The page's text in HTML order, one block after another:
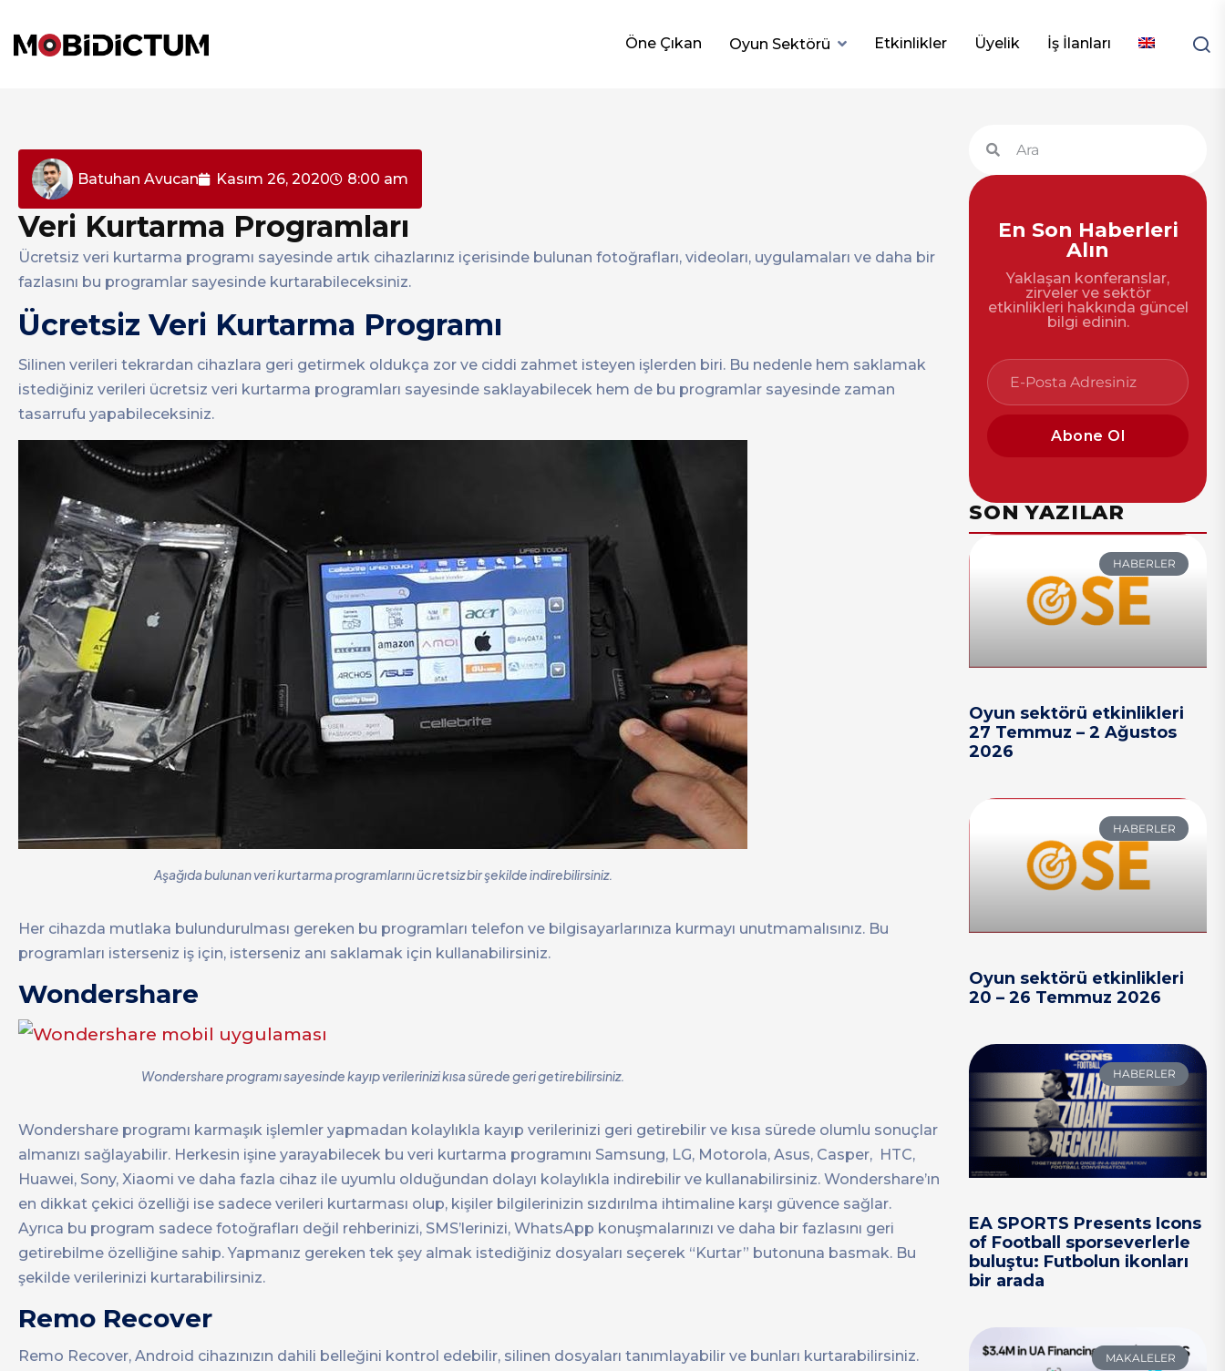
Öne Çıkan Oyun Sektörü Etkinlikler Üyelik İş İlanları
Batuhan Avucan Kasım 26, 2020 8:00 am
Veri Kurtarma Programları
Ücretsiz veri kurtarma programı sayesinde artık cihazlarınız içerisinde bulunan fotoğrafları, videoları, uygulamaları ve daha bir
fazlasını bu programlar sayesinde kurtarabileceksiniz.
Ücretsiz Veri Kurtarma Programı
Silinen verileri tekrardan cihazlara geri getirmek oldukça zor ve ciddi zahmet isteyen işlerden biri. Bu nedenle hem saklamak
istediğiniz verileri ücretsiz veri kurtarma programları sayesinde saklayabilecek hem de bu programlar sayesinde zaman
tasarrufu yapabileceksiniz.
Aşağıda bulunan veri kurtarma programlarını ücretsiz bir şekilde indirebilirsiniz.
Her cihazda mutlaka bulundurulması gereken bu programları telefon ve bilgisayarlarınıza kurmayı unutmamalısınız. Bu
programları isterseniz iş için, isterseniz anı saklamak için kullanabilirsiniz.
Wondershare
Wondershare programı sayesinde kayıp verilerinizi kısa sürede geri getirebilirsiniz.
Wondershare programı karmaşık işlemler yapmadan kolaylıkla kayıp verilerinizi geri getirebilir ve kısa sürede olumlu sonuçlar
almanızı sağlayabilir. Herkesin işine yarayabilecek bu veri kurtarma programını Samsung, LG, Motorola, Asus, Casper, HTC,
Huawei, Sony, Xiaomi ve daha fazla cihaz ile uyumlu olduğundan dolayı kolaylıkla indirebilir ve kullanabilirsiniz. Wondershare’ın
en dikkat çekici özelliği ise sadece verileri kurtarması olup, kişiler bilgilerinizin sızdırılma ihtimaline karşı güvence sağlar.
Ayrıca bu program sadece fotoğrafları değil rehberinizi, SMS’lerinizi, WhatsApp konuşmalarınızı ve daha bir fazlasını geri
getirebilme özelliğine sahip. Yapmanız gereken tek şey almak istediğiniz dosyaları seçerek “Kurtar” butonuna basmak. Bu
şekilde verilerinizi kurtarabilirsiniz.
Remo Recover
Remo Recover, Android cihazınızın dahili belleğini kontrol edebilir, silinen dosyaları tanımlayabilir ve bunları kurtarabilirsiniz.
En Son Haberleri
Alın
Yaklaşan konferanslar,
zirveler ve sektör
etkinlikleri hakkında güncel
bilgi edinin.
Abone Ol
SON YAZILAR
HABERLER
Oyun sektörü etkinlikleri
27 Temmuz – 2 Ağustos
2026
HABERLER
Oyun sektörü etkinlikleri
20 – 26 Temmuz 2026
HABERLER
EA SPORTS Presents Icons
of Football sporseverlerle
buluştu: Futbolun ikonları
bir arada
MAKALELER